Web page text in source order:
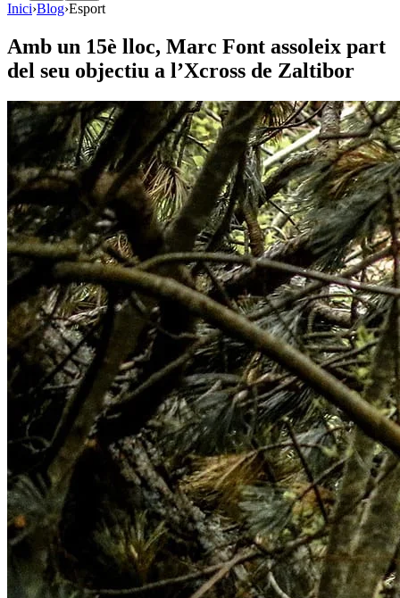
Inici›Blog›Esport
Amb un 15è lloc, Marc Font assoleix part
del seu objectiu a l’Xcross de Zaltibor